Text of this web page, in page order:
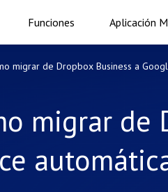
Funciones Aplicación
migrar de Dropbox Business a
migrar de